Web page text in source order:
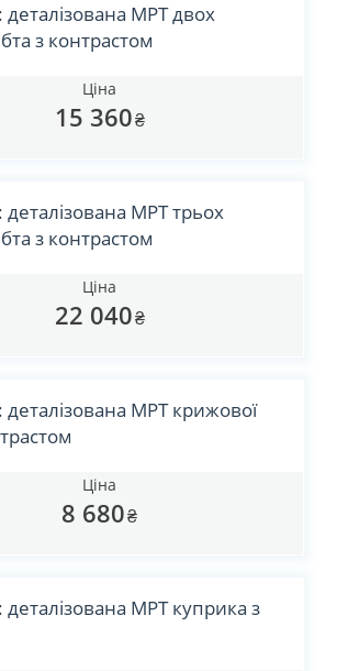
деталізована МРТ двох
з контрастом
Ціна
15 360₴
деталізована МРТ трьох
з контрастом
Ціна
22 040₴
деталізована МРТ крижової
Ціна
8 680₴
деталізована МРТ куприка з